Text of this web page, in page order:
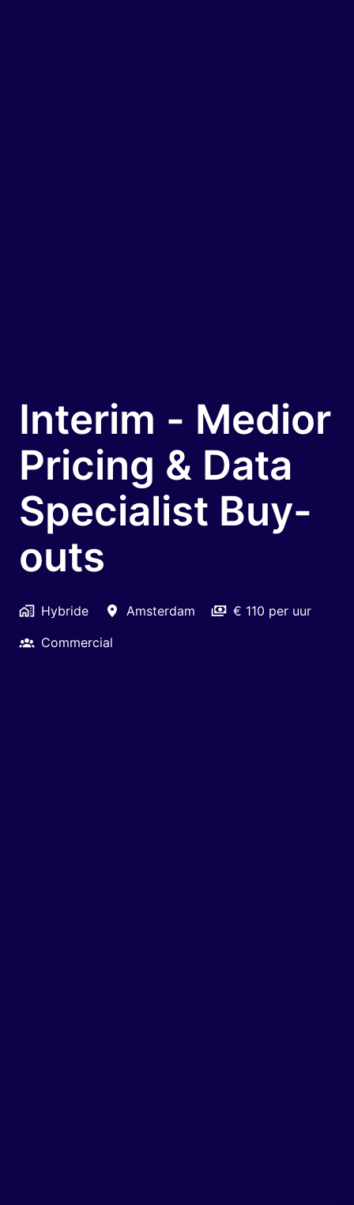
Interim - Medior
Pricing & Data
Specialist Buy-
outs
Hybride Amsterdam
€ 110 per uur
Commercial